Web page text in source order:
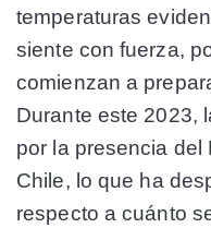
temperaturas
siente con fuerza,
comienzan a
Durante este 2023,
por la presencia del
Chile, lo que ha
respecto acuánto